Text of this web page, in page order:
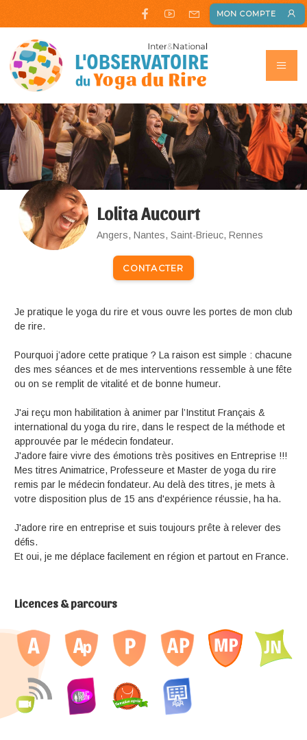
MON COMPTE
Lolita Aucourt
Angers, Nantes, Saint-Brieuc, Rennes
CONTACTER
Je pratique le yoga du rire et vous ouvre les portes de mon club
de rire.
Pourquoi j’adore cette pratique ? La raison est simple : chacune
des mes séances et de mes interventions ressemble à une fête
ou on se remplit de vitalité et de bonne humeur.
J'ai reçu mon habilitation à animer par l’Institut Français &
international du yoga du rire, dans le respect de la méthode et
approuvée par le médecin fondateur.
J'adore faire vivre des émotions très positives en Entreprise !!!
Mes titres Animatrice, Professeure et Master de yoga du rire
remis par le médecin fondateur. Au delà des titres, je mets à
votre disposition plus de 15 ans d'expérience réussie, ha ha.
J'adore rire en entreprise et suis toujours prête à relever des
défis.
Et oui, je me déplace facilement en région et partout en France.
Licences & parcours